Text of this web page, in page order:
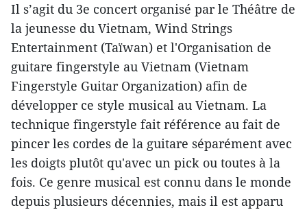
Il s’agit du 3e concert organisé par le Théâtre de
la jeunesse du Vietnam, Wind Strings
Entertainment (Taïwan) et l'Organisation de
guitare fingerstyle au Vietnam (Vietnam
Fingerstyle Guitar Organization) afin de
développer ce style musical au Vietnam. La
technique fingerstyle fait référence au fait de
pincer les cordes de la guitare séparément avec
les doigts plutôt qu'avec un pick ou toutes à la
fois. Ce genre musical est connu dans le monde
depuis plusieurs décennies, mais il ​est apparu